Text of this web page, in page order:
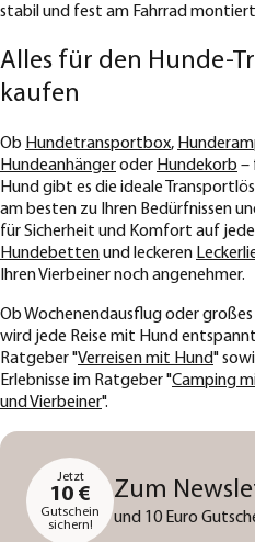
stabil und fest am Fahrrad
Alles für den Hunde-
kaufen
Ob Hundetransportbox,
Hundeanhängeroder Hundekorb –
Hund gibt es die ideale
am besten zu Ihren Bedürfnissen
für Sicherheit und Komfort auf
Hundebettenund leckeren
Ihren Vierbeiner noch angenehmer.
Ob Wochenendausflug oder
wird jede Reise mit Hund
Ratgeber "Verreisen mit Hund"
Erlebnisse im Ratgeber "Camping
und Vierbeiner".
Jetzt
10 €
Gutschein
sichern!
Zum
und 10 Euro